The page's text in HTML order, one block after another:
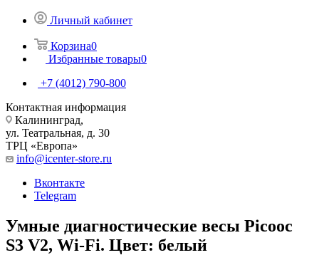
Личный кабинет
Корзина0
Избранные товары0
+7 (4012) 790-800
Контактная информация
Калининград,
ул. Театральная, д. 30
ТРЦ «Европа»
info@icenter-store.ru
Вконтакте
Telegram
Умные диагностические весы Picooc
S3 V2, Wi-Fi. Цвет: белый